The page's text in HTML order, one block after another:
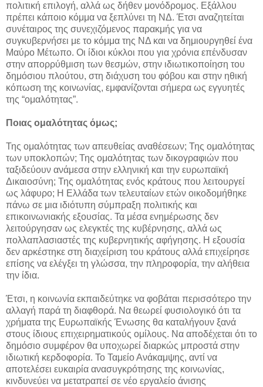
πολιτική επιλογή, αλλά ως δήθεν μονόδρομος. Εξάλλου
πρέπει κάποιο κόμμα να ξεπλύνει τη ΝΔ. Έτσι αναζητείται
συνέταιρος της συνεχιζόμενος παρακμής για να
συγκυβερνήσει με το κόμμα της ΝΔ και να δημιουργηθεί ένα
Μαύρο Μέτωπο. Οι ίδιοι κύκλοι που για χρόνια επένδυσαν
στην απορρύθμιση των θεσμών, στην ιδιωτικοποίηση του
δημόσιου πλούτου, στη διάχυση του φόβου και στην ηθική
κόπωση της κοινωνίας, εμφανίζονται σήμερα ως εγγυητές
της “ομαλότητας”.
Ποιας ομαλότητας όμως;
Της ομαλότητας των απευθείας αναθέσεων; Της ομαλότητας
των υποκλοπών; Της ομαλότητας των δικογραφιών που
ταξιδεύουν ανάμεσα στην ελληνική και την ευρωπαϊκή
Δικαιοσύνη; Της ομαλότητας ενός κράτους που λειτουργεί
ως λάφυρο; Η Ελλάδα των τελευταίων ετών οικοδομήθηκε
πάνω σε μια ιδιότυπη σύμπραξη πολιτικής και
επικοινωνιακής εξουσίας. Τα μέσα ενημέρωσης δεν
λειτούργησαν ως ελεγκτές της κυβέρνησης, αλλά ως
πολλαπλασιαστές της κυβερνητικής αφήγησης. Η εξουσία
δεν αρκέστηκε στη διαχείριση του κράτους αλλά επιχείρησε
επίσης να ελέγξει τη γλώσσα, την πληροφορία, την αλήθεια
την ίδια.
Έτσι, η κοινωνία εκπαιδεύτηκε να φοβάται περισσότερο την
αλλαγή παρά τη διαφθορά. Να θεωρεί φυσιολογικό ότι τα
χρήματα της Ευρωπαϊκής Ένωσης θα καταλήγουν ξανά
στους ίδιους επιχειρηματικούς ομίλους. Να αποδέχεται ότι το
δημόσιο συμφέρον θα υποχωρεί διαρκώς μπροστά στην
ιδιωτική κερδοφορία. Το Ταμείο Ανάκαμψης, αντί να
αποτελέσει ευκαιρία ανασυγκρότησης της κοινωνίας,
κινδυνεύει να μετατραπεί σε νέο εργαλείο άνισης